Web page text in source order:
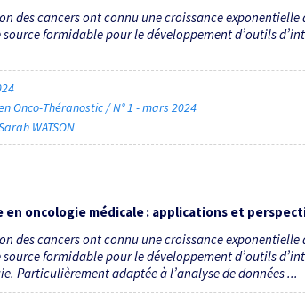
des cancers ont connu une croissance exponentielle
formidable pour le développement d’outils
Onco-Théranostic / N° 1 - mars 2024
WATSON
oncologie médicale : applications et
des cancers ont connu une croissance exponentielle
formidable pour le développement d’outils
Particulièrement adaptée à l’analyse de données ...